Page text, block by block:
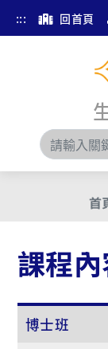
::: 回首頁
首
課程
博士班